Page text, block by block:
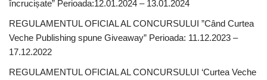
încrucișate” Perioada:12.01.2024 – 13.01.2024
REGULAMENTUL OFICIAL AL CONCURSULUI ”Când Curtea
Veche Publishing spune Giveaway” Perioada: 11.12.2023 –
17.12.2022
REGULAMENTUL OFICIAL AL CONCURSULUI ‘Curtea Veche